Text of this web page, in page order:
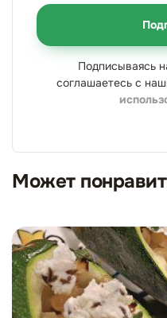
Подписываясь
соглашаетесь с
Может